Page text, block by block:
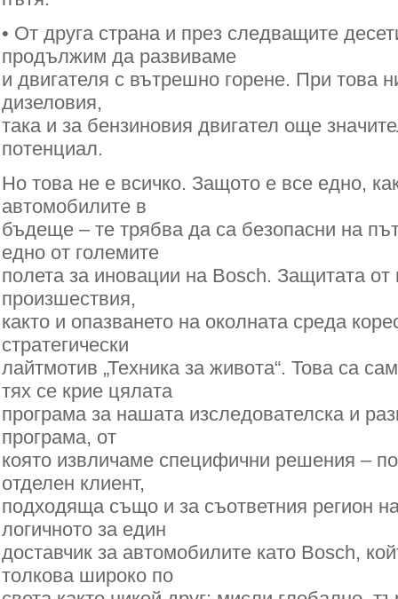
• От друга страна и през следващите
продължим да развиваме
и двигателя с вътрешно горене. При това
дизеловия,
така и за бензиновия двигател още
потенциал.
Но това не е всичко. Защото е все едно,
автомобилите в
бъдеще – те трябва да са безопасни на
едно от големите
полета за иновации на Bosch. Защитата от
произшествия,
както и опазването на околната среда
стратегически
лайтмотив „Техника за живота“. Това са
тях се крие цялата
програма за нашата изследователска и
програма, от
която извличаме специфични решения –
отделен клиент,
подходяща също и за съответния регион
логичното за един
доставчик за автомобилите като Bosch,
толкова широко по